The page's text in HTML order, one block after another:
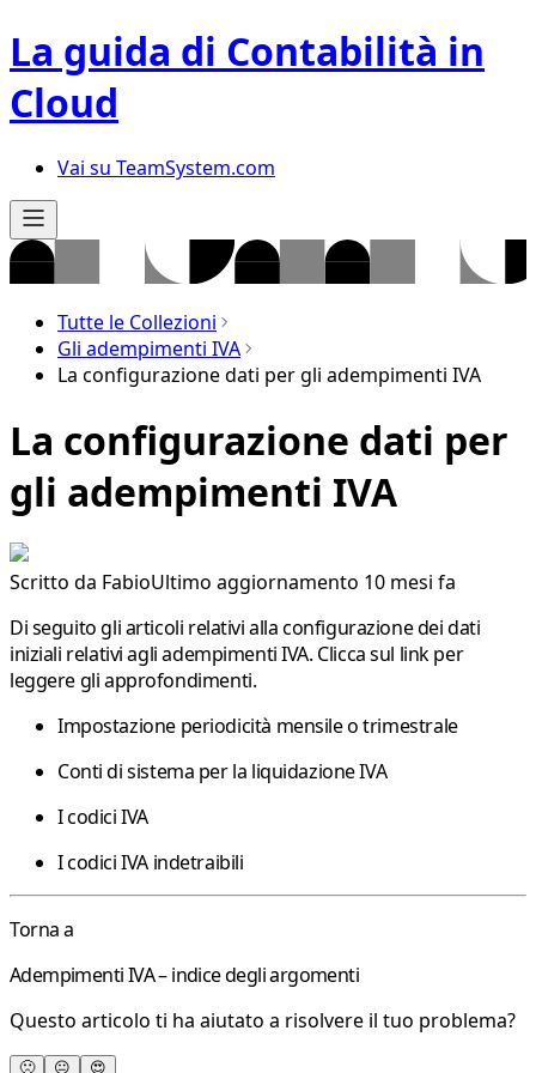
La guida di Contabilità in
Cloud
Vai su TeamSystem.com
Tutte le Collezioni
Gli adempimenti IVA
La configurazione dati per gli adempimenti IVA
La configurazione dati per
gli adempimenti IVA
Scritto da FabioUltimo aggiornamento 10 mesi fa
Di seguito gli articoli relativi alla configurazione dei dati
iniziali relativi agli adempimenti IVA. Clicca sul link per
leggere gli approfondimenti.
Impostazione periodicità mensile o trimestrale
Conti di sistema per la liquidazione IVA
I codici IVA
I codici IVA indetraibili
Torna a
Adempimenti IVA – indice degli argomenti
Questo articolo ti ha aiutato a risolvere il tuo problema?
🙁 😐 😍